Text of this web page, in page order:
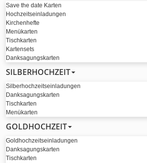
Save the date Karten
Hochzeitseinladungen
Kirchenhefte
Menükarten
Tischkarten
Kartensets
Danksagungskarten
SILBERHOCHZEIT
Silberhochzeitseinladungen
Danksagungskarten
Tischkarten
Menükarten
GOLDHOCHZEIT
Goldhochzeitseinladungen
Danksagungskarten
Tischkarten